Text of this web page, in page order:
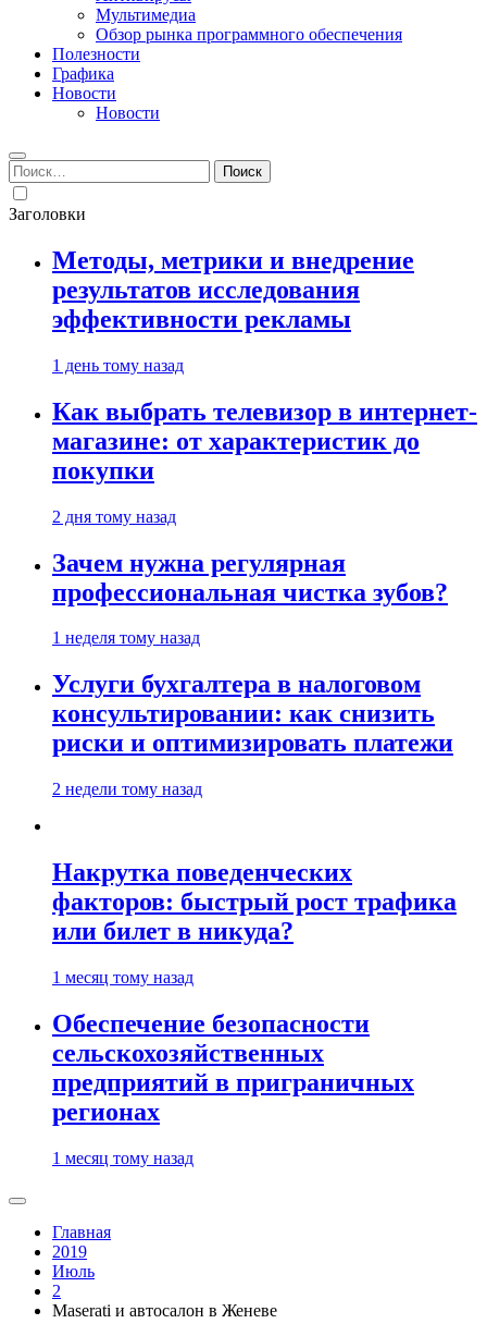
Мультимедиа
Обзор рынка программного обеспечения
Полезности
Графика
Новости
Новости
Найти:
Заголовки
Методы, метрики и внедрение
результатов исследования
эффективности рекламы
1 день тому назад
Как выбрать телевизор в интернет-
магазине: от характеристик до
покупки
2 дня тому назад
Зачем нужна регулярная
профессиональная чистка зубов?
1 неделя тому назад
Услуги бухгалтера в налоговом
консультировании: как снизить
риски и оптимизировать платежи
2 недели тому назад
Накрутка поведенческих
факторов: быстрый рост трафика
или билет в никуда?
1 месяц тому назад
Обеспечение безопасности
сельскохозяйственных
предприятий в приграничных
регионах
1 месяц тому назад
Главная
2019
Июль
2
Maserati и автосалон в Женеве